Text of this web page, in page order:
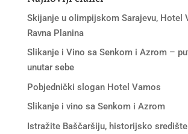
Skijanje u olimpijskom Sarajevu, Hotel
Ravna Planina
Slikanje i Vino sa Senkom i Azrom –
unutar sebe
Pobjednički slogan Hotel Vamos
Slikanje i vino sa Senkom i Azrom
Istražite Baščaršiju, historijsko središte